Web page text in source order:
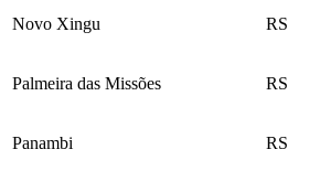
Novo Xingu RS
Palmeira das Missões RS
Panambi RS